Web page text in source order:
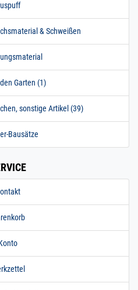
& Schweißen
Garten (1)
sonstige Artikel (39)
Bausätze